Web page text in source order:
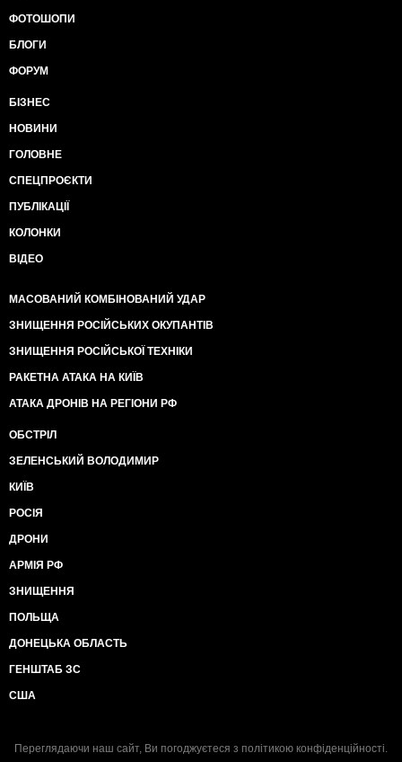
ФОТОШОПИ
БЛОГИ
ФОРУМ
БІЗНЕС
НОВИНИ
ГОЛОВНЕ
СПЕЦПРОЄКТИ
ПУБЛІКАЦІЇ
КОЛОНКИ
ВІДЕО
МАСОВАНИЙ КОМБІНОВАНИЙ УДАР
ЗНИЩЕННЯ РОСІЙСЬКИХ ОКУПАНТІВ
ЗНИЩЕННЯ РОСІЙСЬКОЇ ТЕХНІКИ
РАКЕТНА АТАКА НА КИЇВ
АТАКА ДРОНІВ НА РЕГІОНИ РФ
ОБСТРІЛ
ЗЕЛЕНСЬКИЙ ВОЛОДИМИР
КИЇВ
РОСІЯ
ДРОНИ
АРМІЯ РФ
ЗНИЩЕННЯ
ПОЛЬЩА
ДОНЕЦЬКА ОБЛАСТЬ
ГЕНШТАБ ЗС
США
Переглядаючи наш сайт, Ви погоджуєтеся з політикою конфіденційності.